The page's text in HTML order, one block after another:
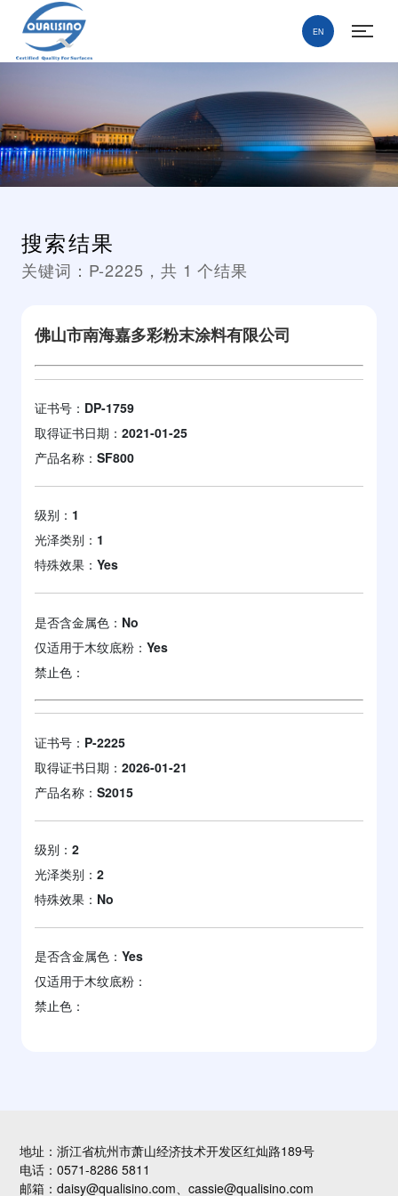
EN
搜索结果
关键词： P-2225 ，共 1 个结果
佛山市南海嘉多彩粉末涂料有限公司
证书号： DP-1759
取得证书日期： 2021-01-25
产品名称： SF800
级别： 1
光泽类别： 1
特殊效果： Yes
是否含金属色： No
仅适用于木纹底粉： Yes
禁止色：
证书号： P-2225
取得证书日期： 2026-01-21
产品名称： S2015
级别： 2
光泽类别： 2
特殊效果： No
是否含金属色： Yes
仅适用于木纹底粉：
禁止色：
地址：浙江省杭州市萧山经济技术开发区红灿路189号
电话：0571-8286 5811
邮箱：daisy@qualisino.com、cassie@qualisino.com